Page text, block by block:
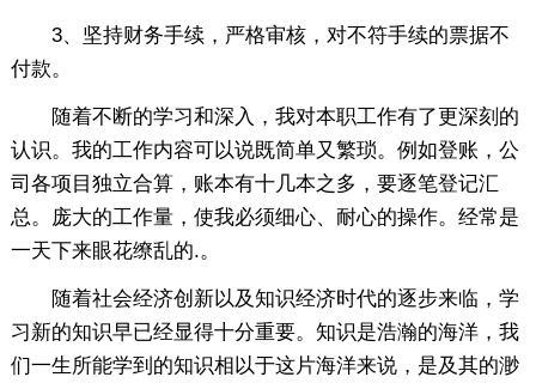
3、坚持财务手续，严格审核，对不符手续的票据不
付款。
随着不断的学习和深入，我对本职工作有了更深刻的
认识。我的工作内容可以说既简单又繁琐。例如登账，公
司各项目独立合算，账本有十几本之多，要逐笔登记汇
总。庞大的工作量，使我必须细心、耐心的操作。经常是
一天下来眼花缭乱的.。
随着社会经济创新以及知识经济时代的逐步来临，学
习新的知识早已经显得十分重要。知识是浩瀚的海洋，我
们一生所能学到的知识相以于这片海洋来说，是及其的渺